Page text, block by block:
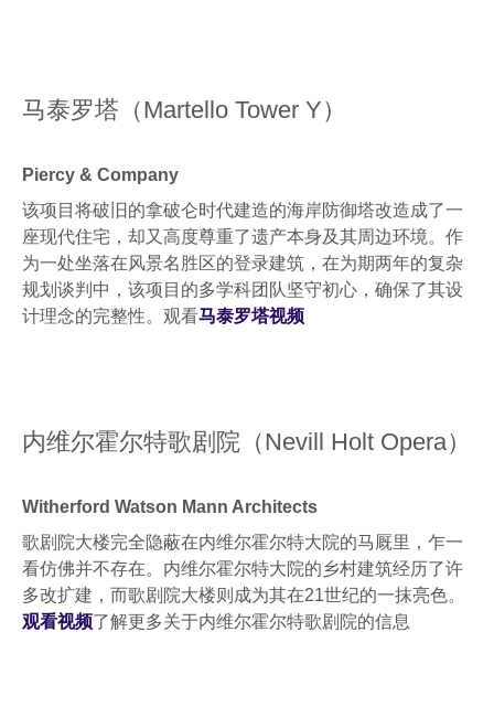
马泰罗塔（Martello Tower Y）
Piercy & Company
该项目将破旧的拿破仑时代建造的海岸防御塔改造成了一
座现代住宅，却又高度尊重了遗产本身及其周边环境。作
为一处坐落在风景名胜区的登录建筑，在为期两年的复杂
规划谈判中，该项目的多学科团队坚守初心，确保了其设
计理念的完整性。观看马泰罗塔视频
内维尔霍尔特歌剧院（Nevill Holt Opera）
Witherford Watson Mann Architects
歌剧院大楼完全隐蔽在内维尔霍尔特大院的马厩里，乍一
看仿佛并不存在。内维尔霍尔特大院的乡村建筑经历了许
多改扩建，而歌剧院大楼则成为其在21世纪的一抹亮色。
观看视频了解更多关于内维尔霍尔特歌剧院的信息